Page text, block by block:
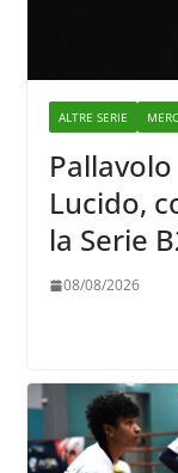
ALTRE SERIE
Lucido,
la Serie
08/08/2026